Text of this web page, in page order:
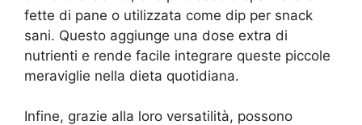
fette di pane o utilizzata come dip per snack
sani. Questo aggiunge una dose extra di
nutrienti e rende facile integrare queste piccole
meraviglie nella dieta quotidiana.
Infine, grazie alla loro versatilità, possono